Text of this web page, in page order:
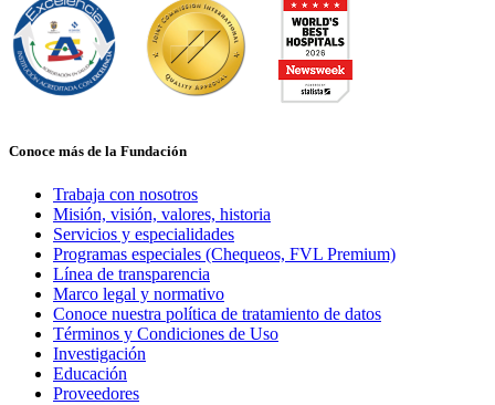
Conoce más de la Fundación
Trabaja con nosotros
Misión, visión, valores, historia
Servicios y especialidades
Programas especiales (Chequeos, FVL Premium)
Línea de transparencia
Marco legal y normativo
Conoce nuestra política de tratamiento de datos
Términos y Condiciones de Uso
Investigación
Educación
Proveedores